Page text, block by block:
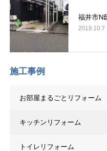
福井市N
2019.10.7
施工事例
お部屋まるごとリフォーム
キッチンリフォーム
トイレリフォーム